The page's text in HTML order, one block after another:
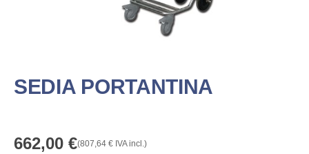
SEDIA PORTANTINA
662,00 €(807,64 € IVA incl.)